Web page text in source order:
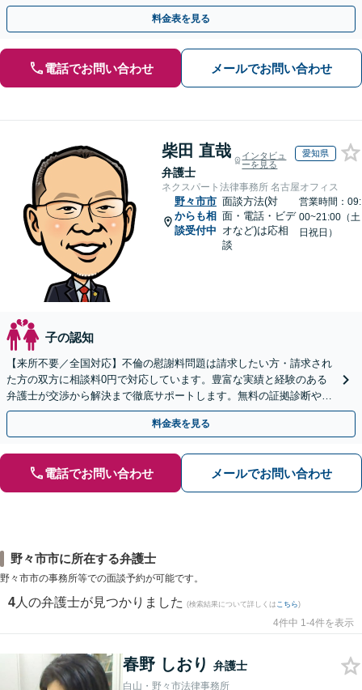
手金の返還保証もありますので安心してご相談ください。
料金表を見る
電話でお問い合わせ メールでお問い合わせ
柴田 直哉
弁護士
インタビュ
ーを見る
愛知県
ネクスパート法律事務所 名古屋オフィス
野々市市
からも相
談受付中
面談方法(対
面・電話・ビデ
オなど)は応相
談
営業時間：09:
00~21:00（土
日祝日）
子の認知
【来所不要／全国対応】不倫の慰謝料問題は請求したい方・請求され
た方の双方に相談料0円で対応しています。豊富な実績と経験のある
弁護士が交渉から解決まで徹底サポートします。無料の証拠診断や着
手金の返還保証もありますので安心してご相談ください。
料金表を見る
電話でお問い合わせ メールでお問い合わせ
野々市市に所在する弁護士
野々市市の事務所等での面談予約が可能です。
4 人の弁護士が見つかりました (検索結果について詳しくは こちら)
4件中 1-4件を表示
春野 しおり 弁護士
白山・野々市法律事務所